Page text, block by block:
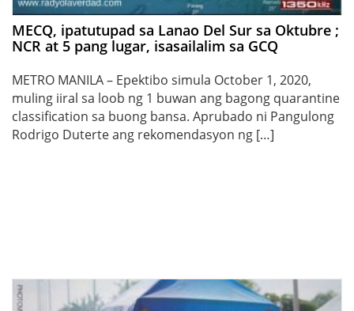
MECQ, ipatutupad sa Lanao Del Sur sa Oktubre ;
NCR at 5 pang lugar, isasailalim sa GCQ
METRO MANILA – Epektibo simula October 1, 2020,
muling iiral sa loob ng 1 buwan ang bagong quarantine
classification sa buong bansa. Aprubado ni Pangulong
Rodrigo Duterte ang rekomendasyon ng […]